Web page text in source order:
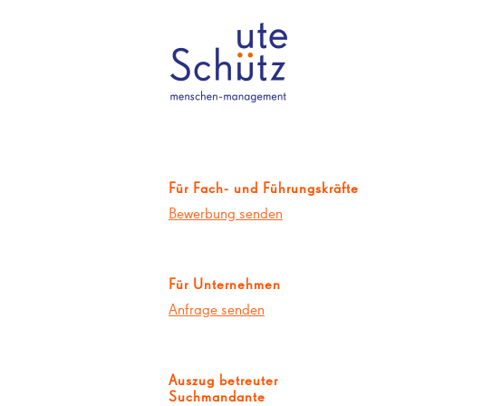
Für Fach- und Führungskräfte
Bewerbung senden
Für Unternehmen
Anfrage senden
Auszug betreuter
Suchmandante